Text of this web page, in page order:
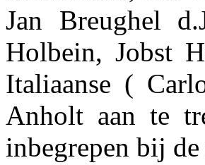
Jan Breughel
Holbein, Jobst
Italiaanse (
Anholt aan te
inbegrepen bij